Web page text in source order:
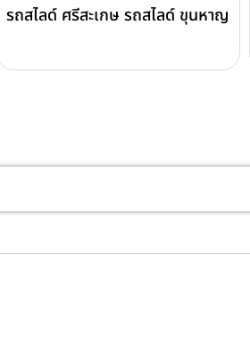
รถสไลด์ ศรีสะเกษ รถสไลด์ ขุนหาญ